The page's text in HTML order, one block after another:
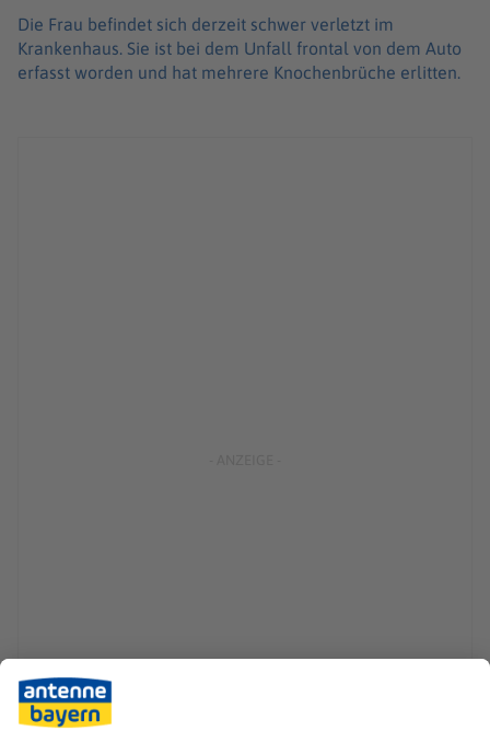
Die Frau befindet sich derzeit schwer verletzt im
Krankenhaus. Sie ist bei dem Unfall frontal von dem Auto
erfasst worden und hat mehrere Knochenbrüche erlitten.